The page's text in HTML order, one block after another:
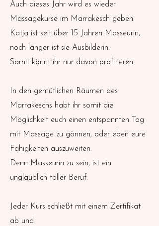
Auch dieses Jahr wird es wieder
Massagekurse im Marrakesch geben.
Katja ist seit über 15 Jahren Masseurin,
noch länger ist sie Ausbilderin.
Somit könnt ihr nur davon profitieren.
In den gemütlichen Räumen des
Marrakeschs habt ihr somit die
Möglichkeit euch einen entspannten Tag
mit Massage zu gönnen, oder eben eure
Fähigkeiten auszuweiten.
Denn Masseurin zu sein, ist ein
unglaublich toller Beruf.
Jeder Kurs schließt mit einem Zertifikat
ab und